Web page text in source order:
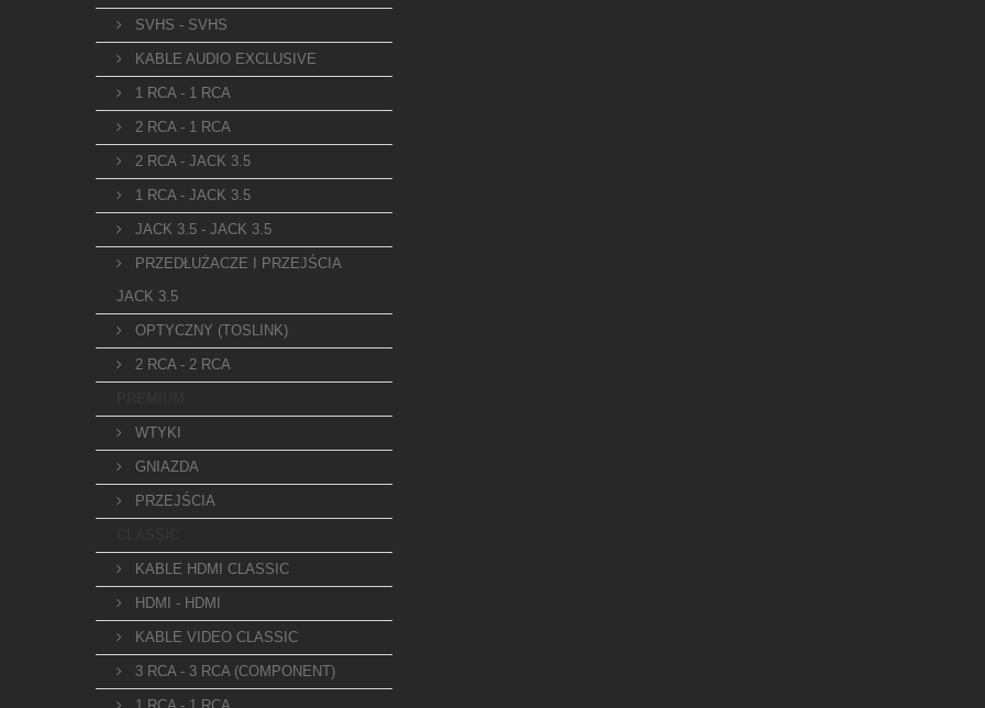
SVHS - SVHS
KABLE AUDIO EXCLUSIVE
1 RCA - 1 RCA
2 RCA - 1 RCA
2 RCA - JACK 3.5
1 RCA - JACK 3.5
JACK 3.5 - JACK 3.5
PRZEDŁUŻACZE I PRZEJŚCIA
JACK 3.5
OPTYCZNY (TOSLINK)
2 RCA - 2 RCA
WTYKI
GNIAZDA
PRZEJŚCIA
KABLE HDMI CLASSIC
HDMI - HDMI
KABLE VIDEO CLASSIC
3 RCA - 3 RCA (COMPONENT)